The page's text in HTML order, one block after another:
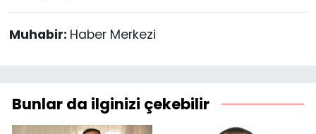
Muhabir: Haber Merkezi
Bunlar da ilginizi çekebilir